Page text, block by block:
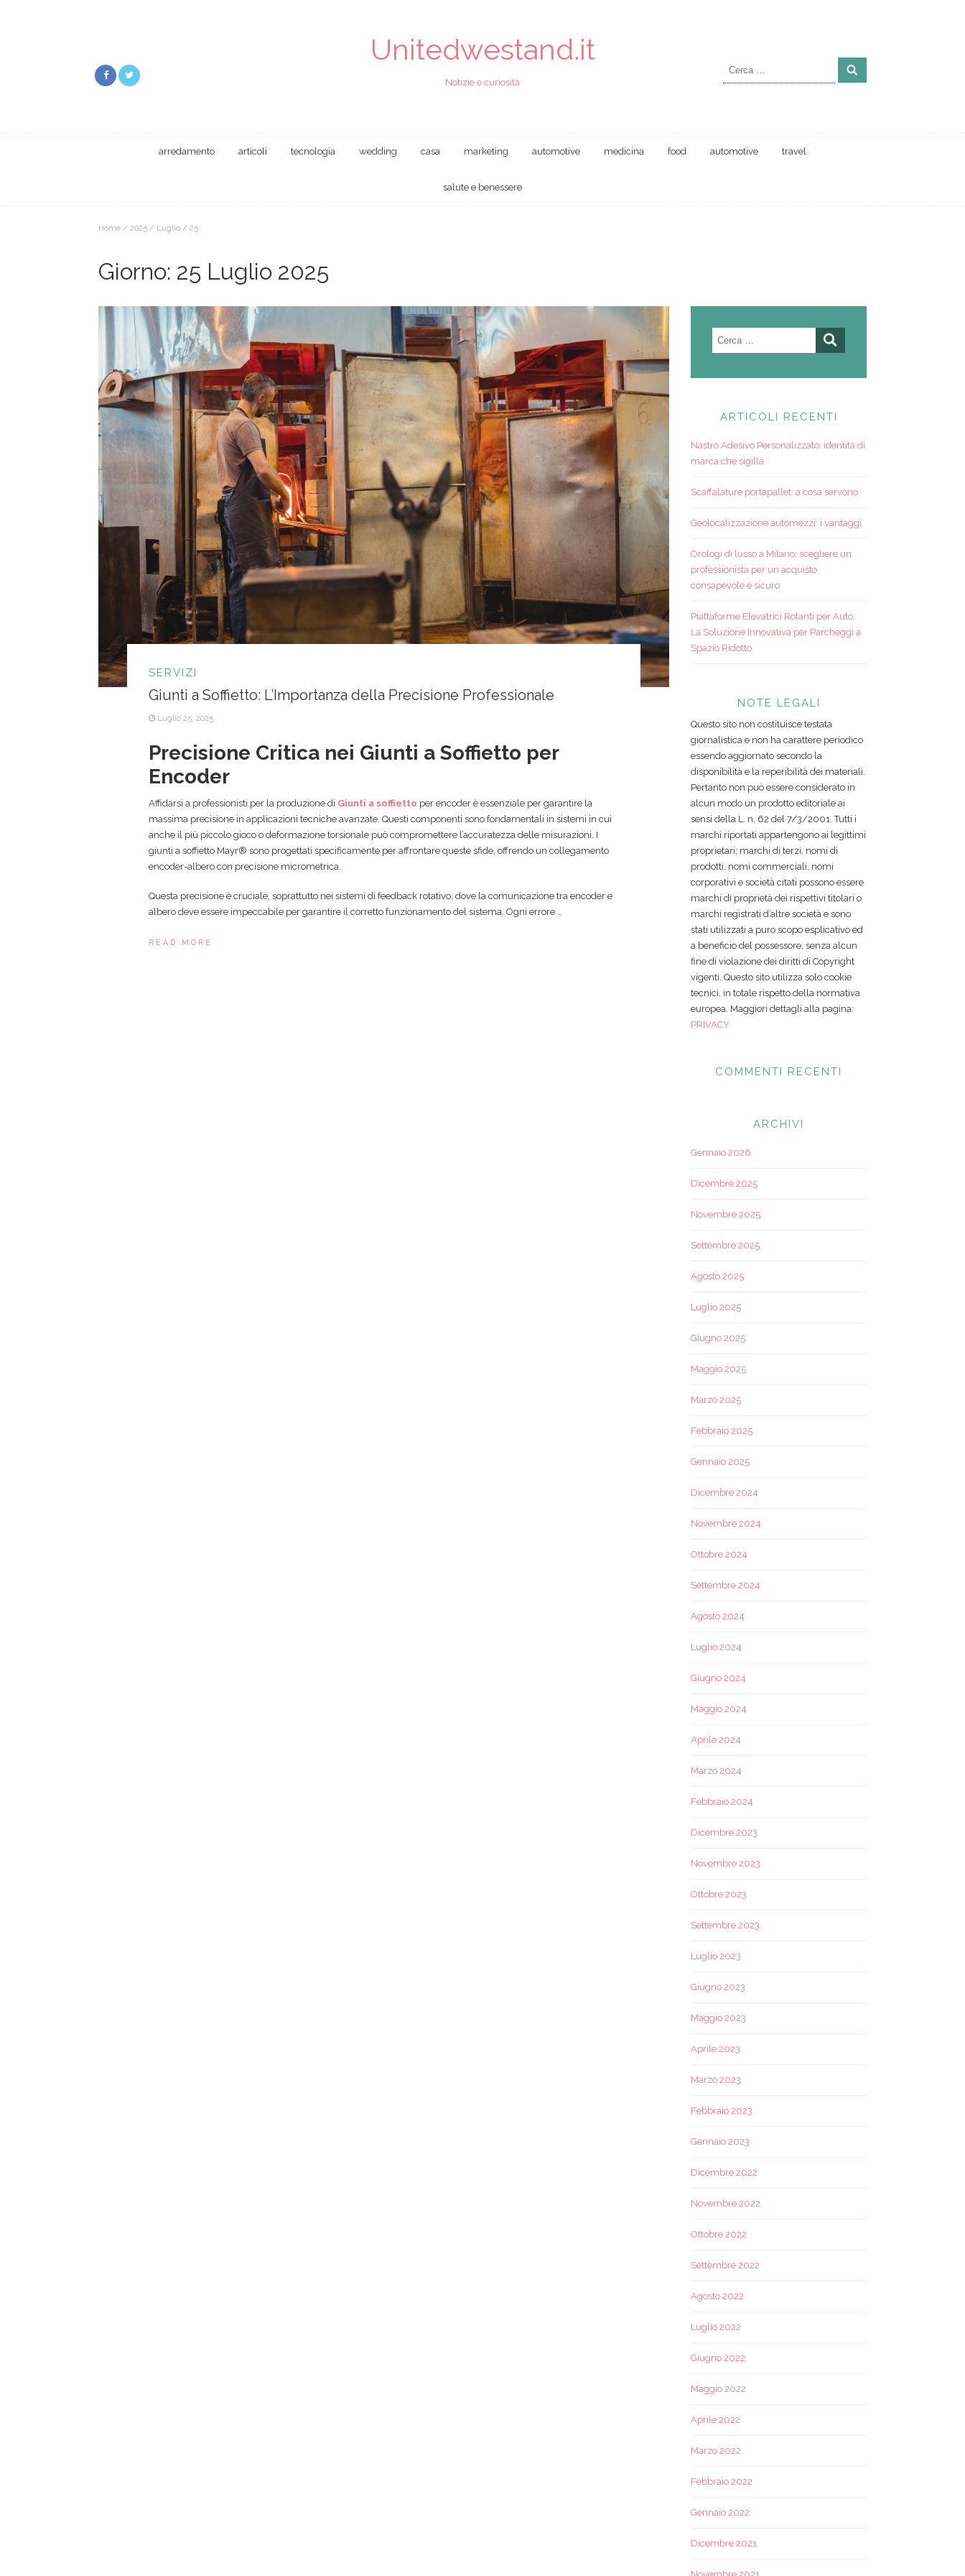
Unitedwestand.it
Notizie e curiosità
Ricerca
per:
arredamento articoli tecnologia wedding casa marketing automotive medicina food automotive travel
salute e benessere
Home / 2025 / Luglio / 25
Giorno: 25 Luglio 2025
SERVIZI
Giunti a Soffietto: L’Importanza della Precisione Professionale
Luglio 25, 2025
Precisione Critica nei Giunti a Soffietto per
Encoder
Affidarsi a professionisti per la produzione di Giunti a soffietto per encoder è essenziale per garantire la
massima precisione in applicazioni tecniche avanzate. Questi componenti sono fondamentali in sistemi in cui
anche il più piccolo gioco o deformazione torsionale può compromettere l’accuratezza delle misurazioni. I
giunti a soffietto Mayr® sono progettati specificamente per affrontare queste sfide, offrendo un collegamento
encoder-albero con precisione micrometrica.
Questa precisione è cruciale, soprattutto nei sistemi di feedback rotativo, dove la comunicazione tra encoder e
albero deve essere impeccabile per garantire il corretto funzionamento del sistema. Ogni errore …
READ MORE
Ricerca
ARTICOLI RECENTI
Nastro Adesivo Personalizzato: identità di
marca che sigilla
Scaffalature portapallet: a cosa servono
Geolocalizzazione automezzi: i vantaggi
Orologi di lusso a Milano: scegliere un
professionista per un acquisto
consapevole e sicuro
Piattaforme Elevatrici Rotanti per Auto:
La Soluzione Innovativa per Parcheggi a
Spazio Ridotto
NOTE LEGALI
Questo sito non costituisce testata
giornalistica e non ha carattere periodico
essendo aggiornato secondo la
disponibilità e la reperibilità dei materiali.
Pertanto non può essere considerato in
alcun modo un prodotto editoriale ai
sensi della L. n. 62 del 7/3/2001. Tutti i
marchi riportati appartengono ai legittimi
proprietari; marchi di terzi, nomi di
prodotti, nomi commerciali, nomi
corporativi e società citati possono essere
marchi di proprietà dei rispettivi titolari o
marchi registrati d’altre società e sono
stati utilizzati a puro scopo esplicativo ed
a beneficio del possessore, senza alcun
fine di violazione dei diritti di Copyright
vigenti. Questo sito utilizza solo cookie
tecnici, in totale rispetto della normativa
europea. Maggiori dettagli alla pagina:
PRIVACY
COMMENTI RECENTI
ARCHIVI
Gennaio 2026
Dicembre 2025
Novembre 2025
Settembre 2025
Agosto 2025
Luglio 2025
Giugno 2025
Maggio 2025
Marzo 2025
Febbraio 2025
Gennaio 2025
Dicembre 2024
Novembre 2024
Ottobre 2024
Settembre 2024
Agosto 2024
Luglio 2024
Giugno 2024
Maggio 2024
Aprile 2024
Marzo 2024
Febbraio 2024
Dicembre 2023
Novembre 2023
Ottobre 2023
Settembre 2023
Luglio 2023
Giugno 2023
Maggio 2023
Aprile 2023
Marzo 2023
Febbraio 2023
Gennaio 2023
Dicembre 2022
Novembre 2022
Ottobre 2022
Settembre 2022
Agosto 2022
Luglio 2022
Giugno 2022
Maggio 2022
Aprile 2022
Marzo 2022
Febbraio 2022
Gennaio 2022
Dicembre 2021
Novembre 2021